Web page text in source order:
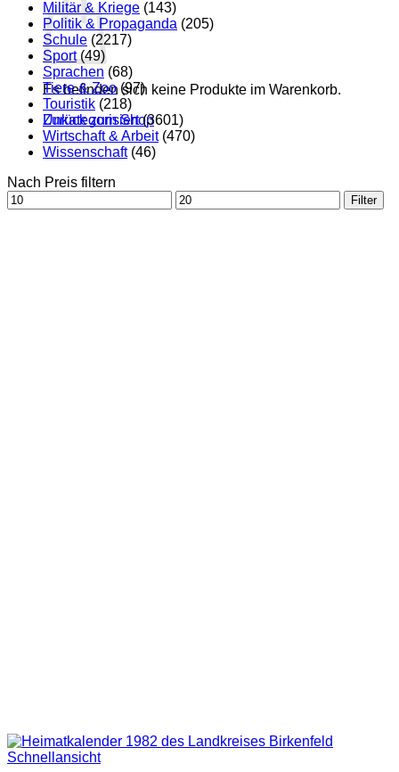
Es befinden sich keine Produkte im Warenkorb.
Zurück zum Shop
Militär & Kriege (143)
Politik & Propaganda (205)
Schule (2217)
Sport (49)
Sprachen (68)
Tiere & Zoo (97)
Touristik (218)
Unkategorisiert (3601)
Wirtschaft & Arbeit (470)
Wissenschaft (46)
Nach Preis filtern
Min.
Preis
Max.
Preis
Filter
Schnellansicht